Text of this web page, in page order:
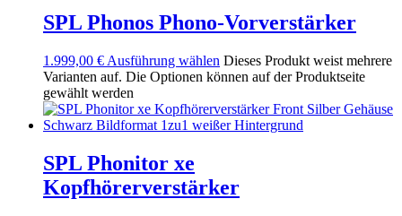
SPL Phonos Phono-Vorverstärker
1.999,00 € Ausführung wählen Dieses Produkt weist mehrere
Varianten auf. Die Optionen können auf der Produktseite
gewählt werden
SPL Phonitor xe
Kopfhörerverstärker